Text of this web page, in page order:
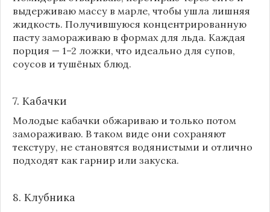
выдерживаю массу в марле, чтобы ушла лишняя
жидкость. Получившуюся концентрированную
пасту замораживаю в формах для льда. Каждая
порция — 1–2 ложки, что идеально для супов,
соусов и тушёных блюд.
7. Кабачки
Молодые кабачки обжариваю и только потом
замораживаю. В таком виде они сохраняют
текстуру, не становятся водянистыми и отлично
подходят как гарнир или закуска.
8. Клубника